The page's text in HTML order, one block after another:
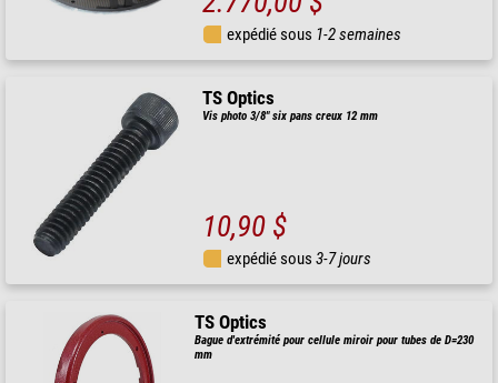
expédié sous 1-2 semaines
TS Optics
Vis photo 3/8" six pans creux 12 mm
10,90 $
expédié sous3-7 jours
TS Optics
Bague d'extrémité pour cellule miroir pour tubes de D=230
mm